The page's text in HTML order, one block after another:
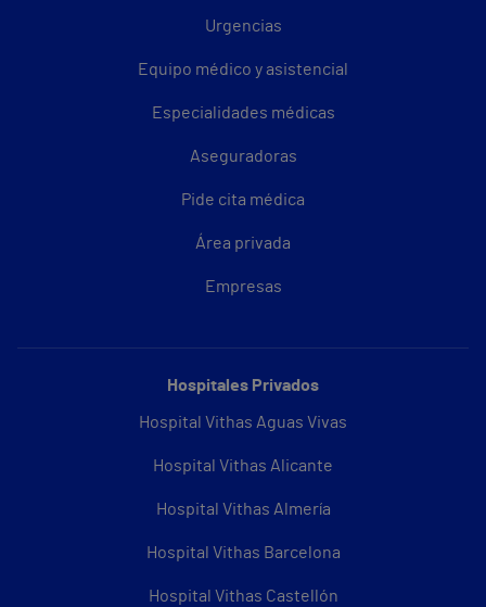
Urgencias
Equipo médico y asistencial
Especialidades médicas
Aseguradoras
Pide cita médica
Área privada
Empresas
Hospitales Privados
Hospital Vithas Aguas Vivas
Hospital Vithas Alicante
Hospital Vithas Almería
Hospital Vithas Barcelona
Hospital Vithas Castellón